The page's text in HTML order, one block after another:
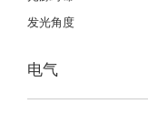
发光角度
电气